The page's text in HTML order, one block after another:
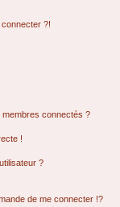
?!
membres connectés ?
!
?
de me connecter !?